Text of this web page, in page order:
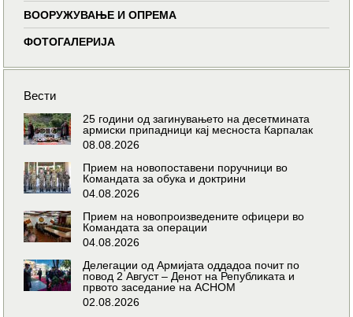
ВООРУЖУВАЊЕ И ОПРЕМА
ФОТОГАЛЕРИЈА
Вести
25 години од загинувањето на десетмината
армиски припадници кај месноста Карпалак
08.08.2026
Прием на новопоставени поручници во
Командата за обука и доктрини
04.08.2026
Прием на новопроизведените офицери во
Командата за операции
04.08.2026
Делегации од Армијата оддадоа почит по
повод 2 Август – Денот на Републиката и
првото заседание на АСНОМ
02.08.2026